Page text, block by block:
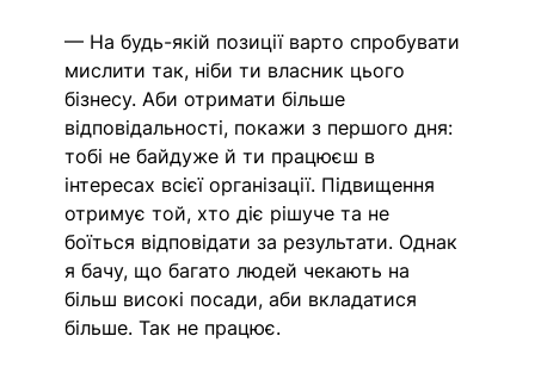
— На будь-якій позиції варто спробувати
мислити так, ніби ти власник цього
бізнесу. Аби отримати більше
відповідальності, покажи з першого дня:
тобі не байдуже й ти працюєш в
інтересах всієї організації. Підвищення
отримує той, хто діє рішуче та не
боїться відповідати за результати. Однак
я бачу, що багато людей чекають на
більш високі посади, аби вкладатися
більше. Так не працює.